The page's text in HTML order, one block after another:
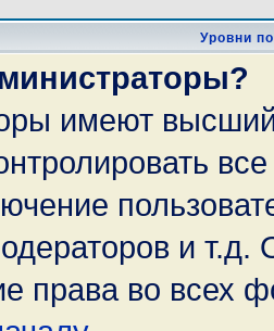
Уровни
имеют
и
права во всех